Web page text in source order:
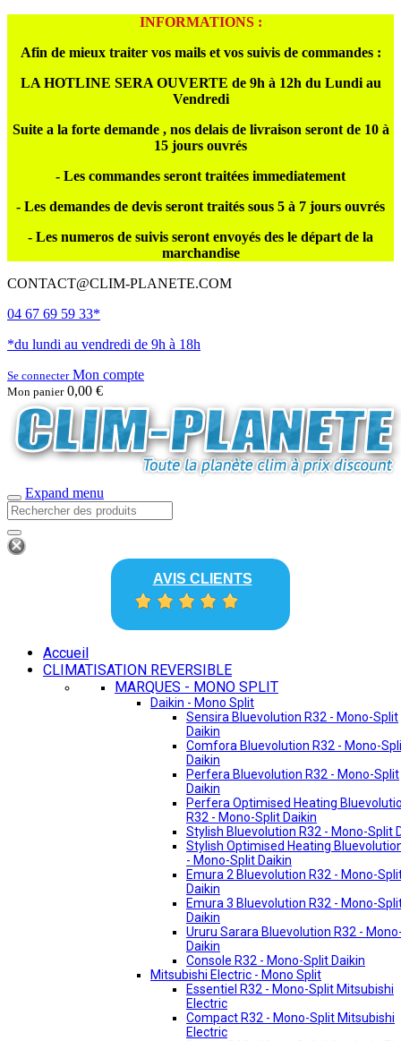
INFORMATIONS :
Afin de mieux traiter vos mails et vos suivis de commandes :
LA HOTLINE SERA OUVERTE de 9h à 12h du Lundi au
Vendredi
Suite a la forte demande , nos delais de livraison seront de 10 à
15 jours ouvrés
- Les commandes seront traitées immediatement
- Les demandes de devis seront traités sous 5 à 7 jours ouvrés
- Les numeros de suivis seront envoyés des le départ de la
marchandise
CONTACT@CLIM-PLANETE.COM
04 67 69 59 33*
*du lundi au vendredi de 9h à 18h
Se connecterMon compte
Mon panier 0,00 €
Expand menu
AVIS CLIENTS
Accueil
CLIMATISATION REVERSIBLE
MARQUES - MONO SPLIT
Daikin - Mono Split
Sensira Bluevolution R32 - Mono-Split
Daikin
Comfora Bluevolution R32 - Mono-
Daikin
Perfera Bluevolution R32 - Mono-Split
Daikin
Perfera Optimised Heating
R32 - Mono-Split Daikin
Stylish Bluevolution R32 - Mono-Split
Stylish Optimised Heating
- Mono-Split Daikin
Emura 2 Bluevolution R32 - Mono-
Daikin
Emura 3 Bluevolution R32 - Mono-
Daikin
Ururu Sarara Bluevolution R32 -
Daikin
Console R32 - Mono-Split Daikin
Mitsubishi Electric - Mono Split
Essentiel R32 - Mono-Split Mitsubishi
Electric
Compact R32 - Mono-Split Mitsubishi
Electric